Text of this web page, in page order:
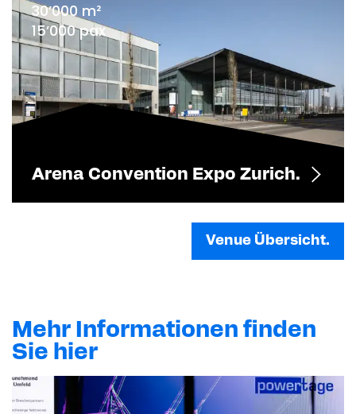
30’000 m²
15’000 pax
Arena Convention Expo Zurich.
Venue Übersicht.
Mehr Informationen finden
Sie hier